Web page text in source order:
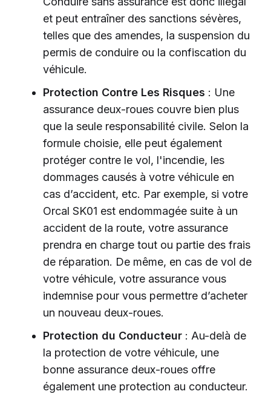
et peut entraîner des sanctions sévères,
telles que des amendes, la suspension du
permis de conduire ou la confiscation du
véhicule.
Protection Contre Les Risques : Une
assurance deux-roues couvre bien plus
que la seule responsabilité civile. Selon la
formule choisie, elle peut également
protéger contre le vol, l'incendie, les
dommages causés à votre véhicule en
cas d’accident, etc. Par exemple, si votre
Orcal SK01 est endommagée suite à un
accident de la route, votre assurance
prendra en charge tout ou partie des frais
de réparation. De même, en cas de vol de
votre véhicule, votre assurance vous
indemnise pour vous permettre d’acheter
un nouveau deux-roues.
Protection du Conducteur : Au-delà de
la protection de votre véhicule, une
bonne assurance deux-roues offre
également une protection au conducteur.